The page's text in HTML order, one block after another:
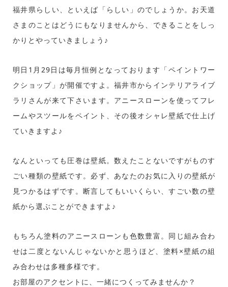
福井県らしい、といえば「らしい」のでしょうか。お天道
さまのことはどうにもなりませんから、できることをしっ
かりとやっていきましょう♪
明日1月29日は毎月恒例となっております「ペイントワー
クショップ」が開催ですよ。福井市からインテリアライブ
ラリさんが来て下さいます。アニースローンを使ってフレ
ームやスツールをペイント、その後オシャレ壁紙で仕上げ
ていきますよ♪
なんといっても圧巻は壁紙。数えたことないですがものす
ごい種類の壁紙です。必ず、あなたのお気に入りの壁紙が
見つかるはずです。断言してもいいくらい、すごい数の壁
紙から選ぶことができますよ♪
もちろん塗料のアニースローンも色数豊富。同じ組み合わ
せは二度とないんじゃないかと思うほど、塗料×壁紙の組
み合わせは多種多様です。
お部屋のアクセントに、一緒につくってみませんか？